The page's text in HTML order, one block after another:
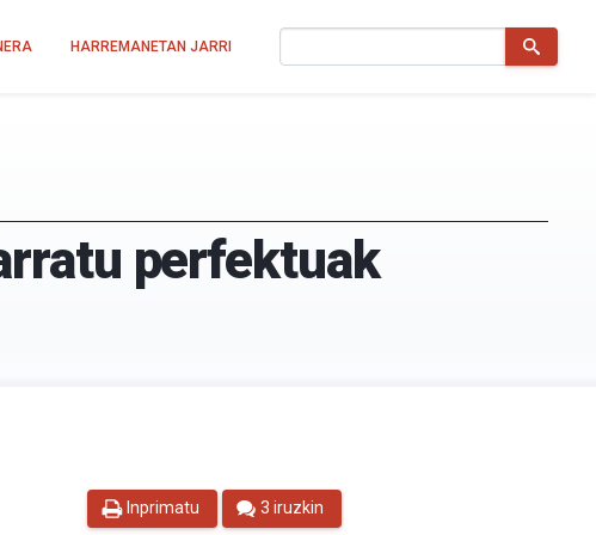
HARREMANETAN JARRI
perfektuak
Inprimatu 3 iruzkin